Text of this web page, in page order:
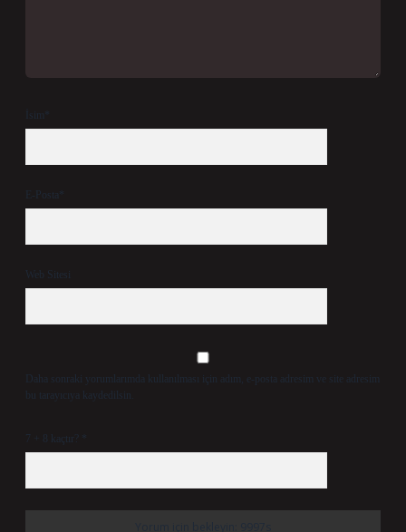
İsim*
E-Posta*
Web Sitesi
Daha sonraki yorumlarımda kullanılması için adım, e-posta adresim ve site adresim
bu tarayıcıya kaydedilsin.
7 + 8 kaçtır? *